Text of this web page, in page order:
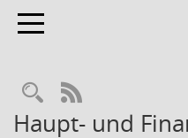
Toggle navigation
RSS-Feed
Haupt- und